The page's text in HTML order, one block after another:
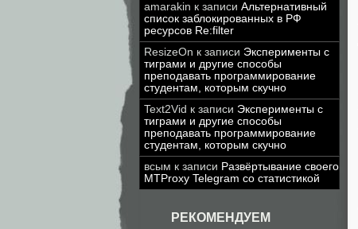
amarakin к записи Альтернативный
список заблокированных в РФ
ресурсов Re:filter
ResizeOn к записи Эксперименты с
тиграми и другие способы
преподавать программирование
студентам, которым скучно
Text2Vid к записи Эксперименты с
тиграми и другие способы
преподавать программирование
студентам, которым скучно
всым к записи Развёртывание своего
MTProxy Telegram со статистикой
РЕКОМЕНДУЕМ